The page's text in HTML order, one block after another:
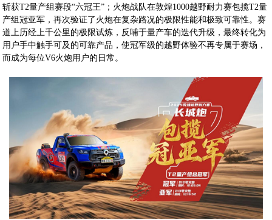
斩获T2量产组赛段“六冠王”；火炮战队在敦煌1000越野耐力赛包揽T2量
产组冠亚军，再次验证了火炮在复杂路况的极限性能和极致可靠性。赛
道上历经上千公里的极限试炼，反哺于量产车的迭代升级，最终转化为
用户手中触手可及的可靠产品，使冠军级的越野体验不再专属于赛场，
而成为每位V6火炮用户的日常。